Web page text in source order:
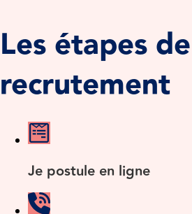
Les étapes
recrutement
Je postule en ligne